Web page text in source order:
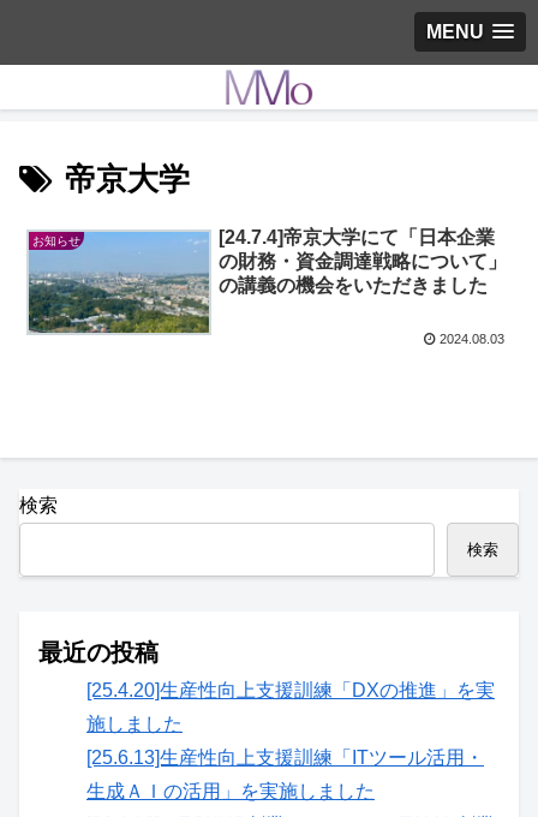
MENU
帝京大学
お知らせ
[24.7.4]帝京大学にて「日本企業
の財務・資金調達戦略について」
の講義の機会をいただきました
2024.08.03
検索
検索
最近の投稿
[25.4.20]生産性向上支援訓練「DXの推進」を実
施しました
[25.6.13]生産性向上支援訓練「ITツール活用・
生成ＡＩの活用」を実施しました